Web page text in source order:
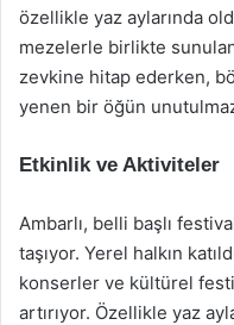
özellikle yaz aylarında
mezelerle birlikte
zevkine hitap ederken,
yenen bir öğün
Etkinlik ve Aktiviteler
Ambarlı, belli başlı
taşıyor. Yerel halkın
konserler ve kültürel
artırıyor. Özellikle yaz